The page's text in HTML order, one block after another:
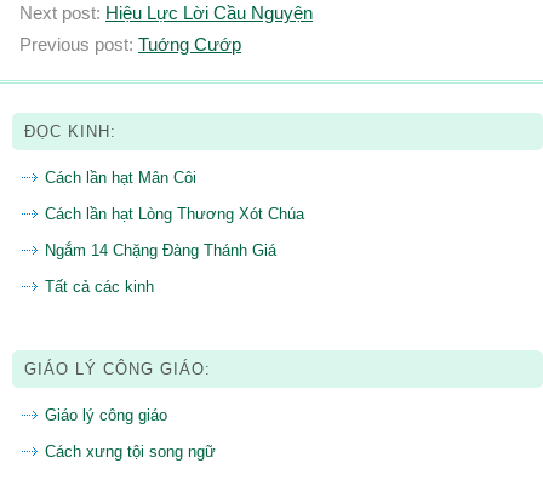
Next post: Hiệu Lực Lời Cầu Nguyện
Previous post: Tuớng Cướp
ĐỌC KINH:
Cách lần hạt Mân Côi
Cách lần hạt Lòng Thương Xót Chúa
Ngắm 14 Chặng Đàng Thánh Giá
Tất cả các kinh
GIÁO LÝ CÔNG GIÁO:
Giáo lý công giáo
Cách xưng tội song ngữ